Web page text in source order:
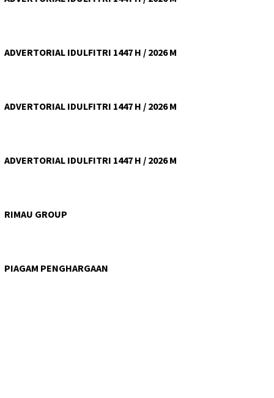
ADVERTORIAL IDULFITRI 1447 H / 2026 M
ADVERTORIAL IDULFITRI 1447 H / 2026 M
ADVERTORIAL IDULFITRI 1447 H / 2026 M
RIMAU GROUP
PIAGAM PENGHARGAAN